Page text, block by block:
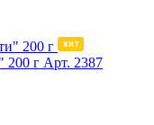
200 г Арт. 2387